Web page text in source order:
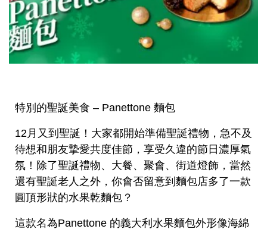
特別的聖誕美食 – Panettone 麵包
12月又到聖誕！大家都開始準備聖誕禮物，急不及
待想和朋友摯愛共度佳節，享受久違的節日濃厚氣
氛！除了聖誕禮物、大餐、聚會、街道燈飾，當然
還有聖誕老人之外，你會否留意到麵包店多了一款
圓頂形狀的水果乾麵包？
這款名為Panettone 的義大利水果麵包外形像海綿